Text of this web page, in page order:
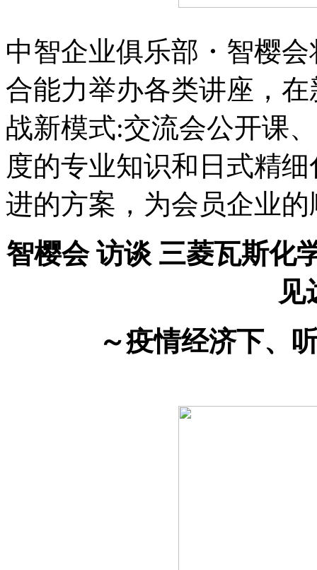
中智企业俱乐部・智樱
合能力举办各类讲座，
战新模式:交流会公开课
度的专业知识和日式精
进的方案，为会员企业
智樱会 访谈 三菱瓦斯化
见
～疫情经济下、